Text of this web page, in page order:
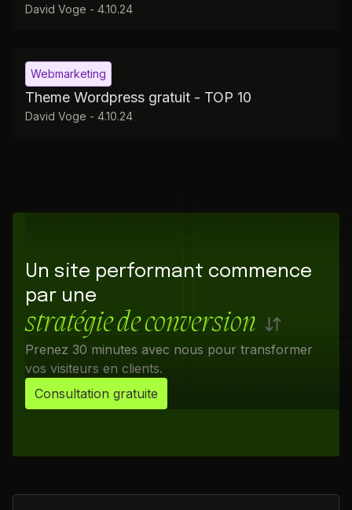
David Voge - 4.10.24
Webmarketing
Theme Wordpress gratuit - TOP 10
David Voge - 4.10.24
Un site performant commence
par une
stratégie de conversion
Prenez 30 minutes avec nous pour transformer
vos visiteurs en clients.
Consultation gratuite